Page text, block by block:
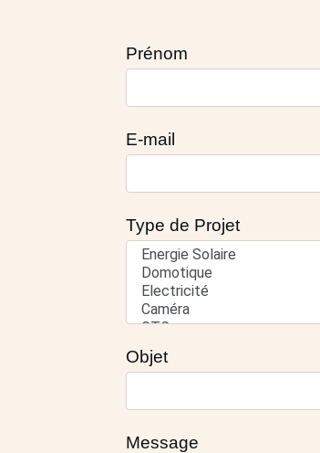
Prénom
E-mail
Type de Projet
Objet
Message